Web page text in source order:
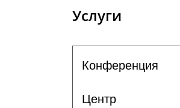
Услуги
Конференция
Центр